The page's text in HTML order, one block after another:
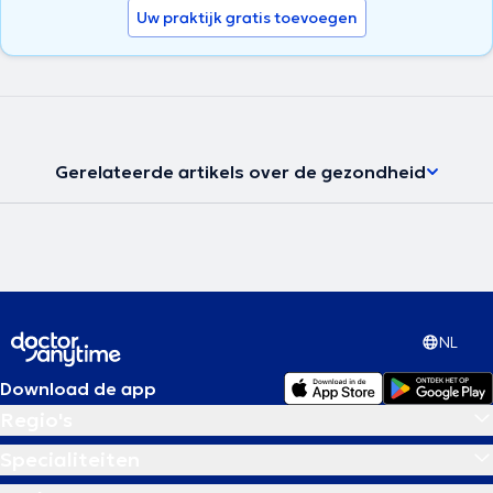
consultaties en opereert in het Delta Ziekenhuis (CHIREC). Op
persoonlijk vlak, badend in twee seculiere culturen en geboren in een
familie van artsen en academici, heeft Dr. Zirak een indrukwekkend
chirurgie en de reconstructieve chirurgie, verschillende
Uw praktijk gratis toevoegen
Gerelateerde artikels over de gezondheid
NL
Download de app